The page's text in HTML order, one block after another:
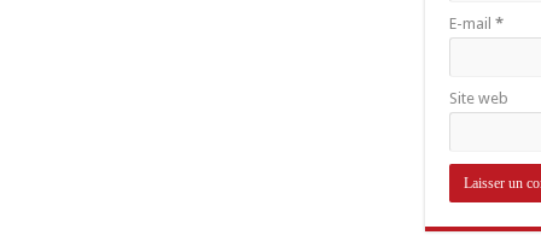
E-mail *
Site web